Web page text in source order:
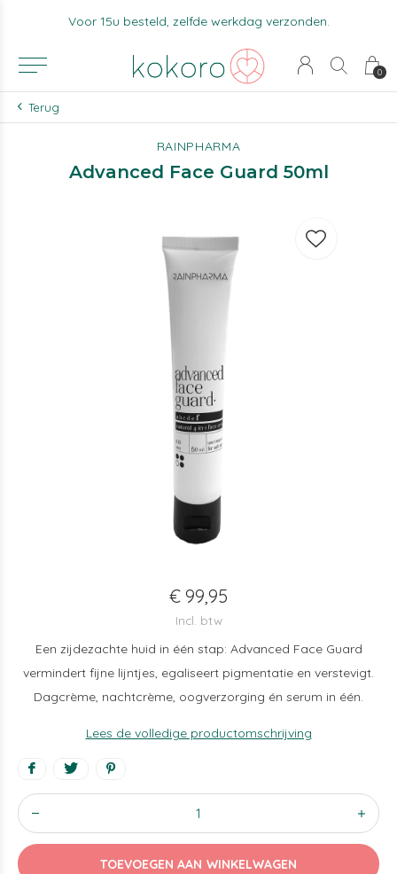
0
Voor 15u besteld, zelfde werkdag verzonden.
Terug
RAINPHARMA
Advanced Face Guard 50ml
€ 99,95
Incl. btw
Een zijdezachte huid in één stap: Advanced Face Guard
vermindert fijne lijntjes, egaliseert pigmentatie en verstevigt.
Dagcrème, nachtcrème, oogverzorging én serum in één.
Lees de volledige productomschrijving
TOEVOEGEN AAN WINKELWAGEN